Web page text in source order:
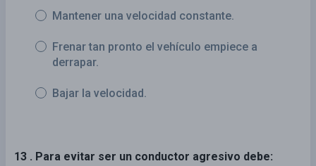
Mantener una velocidad constante.
Frenar tan pronto el vehículo empiece a
derrapar.
Bajar la velocidad.
13 . Para evitar ser un conductor agresivo debe: